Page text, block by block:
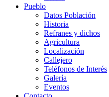
Pueblo
Datos Población
Historia
Refranes y dichos
Agricultura
Localización
Callejero
Teléfonos de Interés
Galería
Eventos